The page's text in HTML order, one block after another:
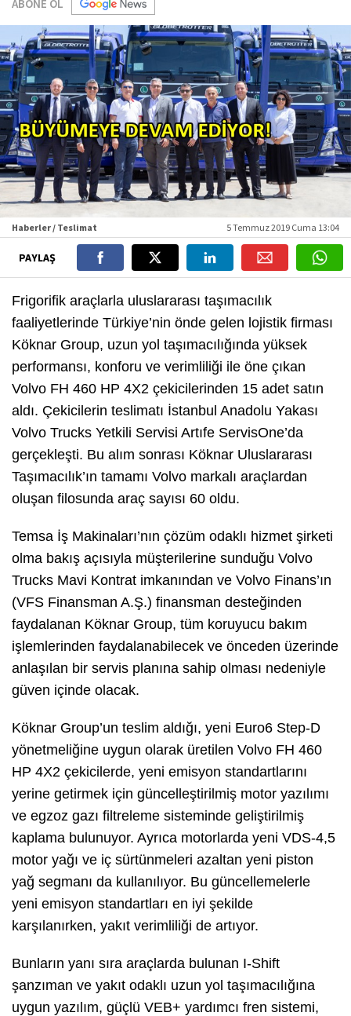
ABONE OL
Haberler / Teslimat 5 Temmuz 2019 Cuma 13:04
PAYLAŞ
Frigorifik araçlarla uluslararası taşımacılık
faaliyetlerinde Türkiye’nin önde gelen lojistik firması
Köknar Group, uzun yol taşımacılığında yüksek
performansı, konforu ve verimliliği ile öne çıkan
Volvo FH 460 HP 4X2 çekicilerinden 15 adet satın
aldı. Çekicilerin teslimatı İstanbul Anadolu Yakası
Volvo Trucks Yetkili Servisi Artıfe ServisOne’da
gerçekleşti. Bu alım sonrası Köknar Uluslararası
Taşımacılık’ın tamamı Volvo markalı araçlardan
oluşan filosunda araç sayısı 60 oldu.
Temsa İş Makinaları’nın çözüm odaklı hizmet şirketi
olma bakış açısıyla müşterilerine sunduğu Volvo
Trucks Mavi Kontrat imkanından ve Volvo Finans’ın
(VFS Finansman A.Ş.) finansman desteğinden
faydalanan Köknar Group, tüm koruyucu bakım
işlemlerinden faydalanabilecek ve önceden üzerinde
anlaşılan bir servis planına sahip olması nedeniyle
güven içinde olacak.
Köknar Group’un teslim aldığı, yeni Euro6 Step-D
yönetmeliğine uygun olarak üretilen Volvo FH 460
HP 4X2 çekicilerde, yeni emisyon standartlarını
yerine getirmek için güncelleştirilmiş motor yazılımı
ve egzoz gazı filtreleme sisteminde geliştirilmiş
kaplama bulunuyor. Ayrıca motorlarda yeni VDS-4,5
motor yağı ve iç sürtünmeleri azaltan yeni piston
yağ segmanı da kullanılıyor. Bu güncellemelerle
yeni emisyon standartları en iyi şekilde
karşılanırken, yakıt verimliliği de artıyor.
Bunların yanı sıra araçlarda bulunan I-Shift
şanzıman ve yakıt odaklı uzun yol taşımacılığına
uygun yazılım, güçlü VEB+ yardımcı fren sistemi,